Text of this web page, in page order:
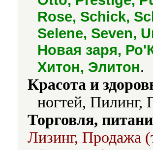
Rose, Schick,
Selene, Seven,
Новая заря,
Хитон, Элитон.
Красота и
ногтей, Пилинг,
Торговля,
Лизинг, Продажа